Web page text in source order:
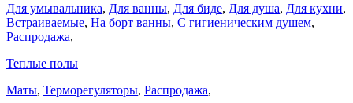
Для умывальника, Для ванны, Для биде, Для душа, Для кухни,
Встраиваемые, На борт ванны, C гигиеническим душем,
Распродажа,
Теплые полы
Маты, Терморегуляторы, Распродажа,